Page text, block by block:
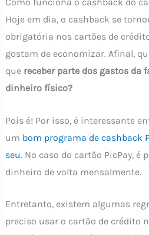
Hoje em dia, o cashback se
obrigatória nos cartões de
gostam de economizar. Afinal,
que receber parte dos gastos da
dinheiro físico?
Pois é! Por isso, é interessante
um bom programa de cashback
seu. No caso do cartão PicPay, é
dinheiro de volta mensalmente.
Entretanto, existem algumas
preciso usar o cartão de crédito